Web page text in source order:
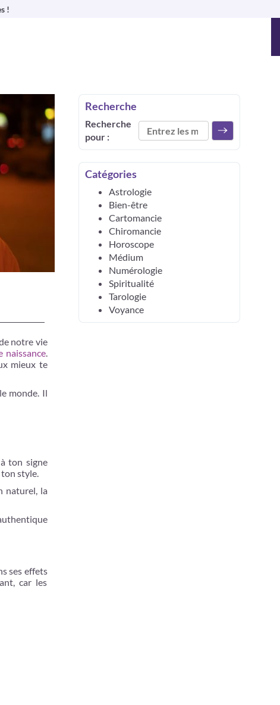
!
notre vie
naissance.
mieux te
monde. Il
ton signe
style.
naturel, la
ses effets
car les
Recherche
Recherche
pour :
Catégories
Astrologie
Bien-être
Cartomancie
Chiromancie
Horoscope
Médium
Numérologie
Spiritualité
Tarologie
Voyance